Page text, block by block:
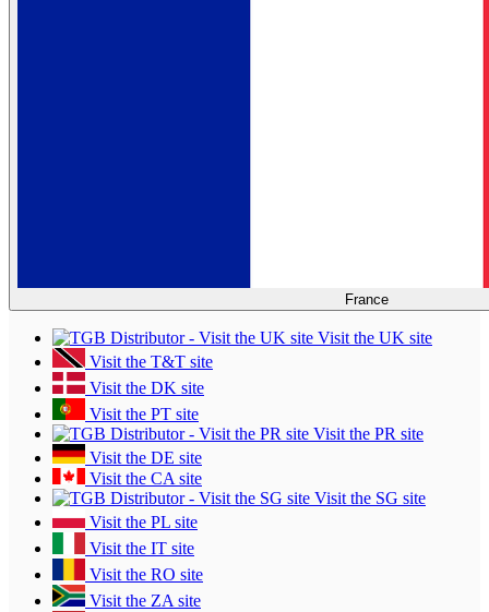
France
Visit the UK site
Visit the T&T site
Visit the DK site
Visit the PT site
Visit the PR site
Visit the DE site
Visit the CA site
Visit the SG site
Visit the PL site
Visit the IT site
Visit the RO site
Visit the ZA site